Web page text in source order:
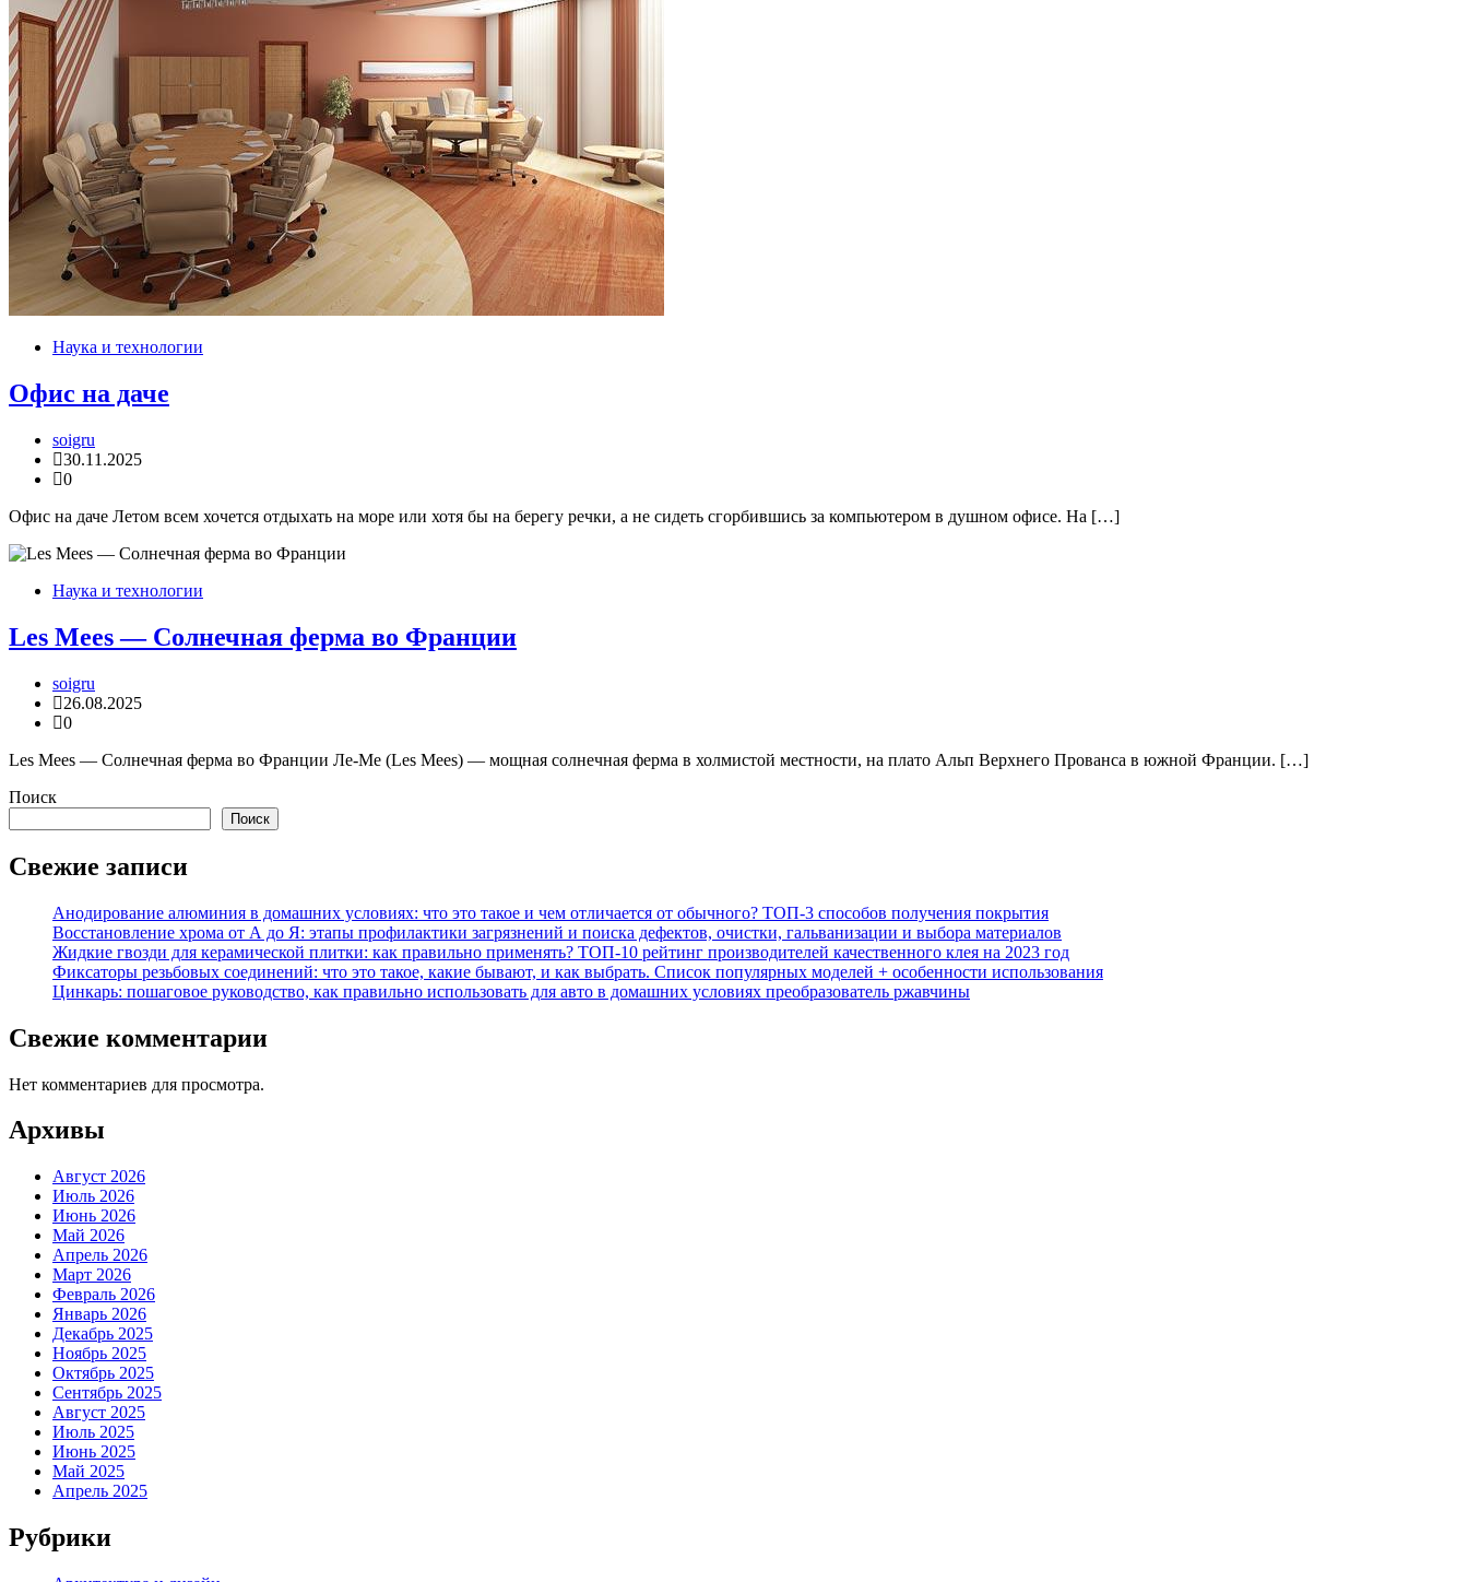
Наука и технологии
Офис на даче
soigru
30.11.2025
0
Офис на даче Летом всем хочется отдыхать на море или хотя бы на берегу речки, а не сидеть сгорбившись за компьютером в душном офисе. На […]
Наука и технологии
Les Mees — Солнечная ферма во Франции
soigru
26.08.2025
0
Les Mees — Солнечная ферма во Франции Ле-Ме (Les Mees) — мощная солнечная ферма в холмистой местности, на плато Альп Верхнего Прованса в южной Франции. […]
Поиск
Поиск
Свежие записи
Анодирование алюминия в домашних условиях: что это такое и чем отличается от обычного? ТОП-3 способов получения покрытия
Восстановление хрома от А до Я: этапы профилактики загрязнений и поиска дефектов, очистки, гальванизации и выбора материалов
Жидкие гвозди для керамической плитки: как правильно применять? ТОП-10 рейтинг производителей качественного клея на 2023 год
Фиксаторы резьбовых соединений: что это такое, какие бывают, и как выбрать. Список популярных моделей + особенности использования
Цинкарь: пошаговое руководство, как правильно использовать для авто в домашних условиях преобразователь ржавчины
Свежие комментарии
Нет комментариев для просмотра.
Архивы
Август 2026
Июль 2026
Июнь 2026
Май 2026
Апрель 2026
Март 2026
Февраль 2026
Январь 2026
Декабрь 2025
Ноябрь 2025
Октябрь 2025
Сентябрь 2025
Август 2025
Июль 2025
Июнь 2025
Май 2025
Апрель 2025
Рубрики